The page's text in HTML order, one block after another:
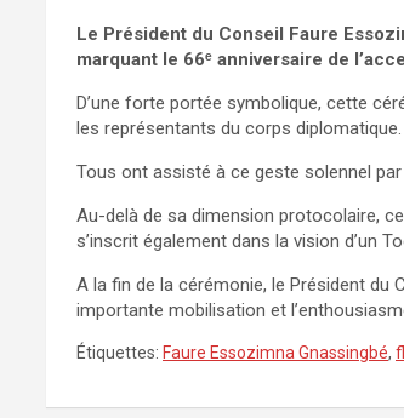
Le Président du Conseil Faure
marquant le 66ᵉ anniversaire de
D’une forte portée symbolique, cette
les représentants du corps diplomatique.
Tous ont assisté à ce geste solennel
Au-delà de sa dimension protocolaire,
s’inscrit également dans la vision d’un
A la fin de la cérémonie, le Président du
importante mobilisation et
Étiquettes: Faure Essozimna Gnassingbé,